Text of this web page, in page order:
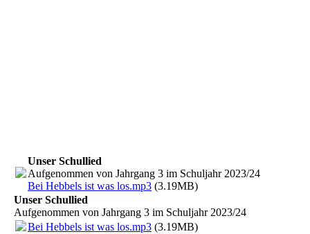
Unser Schullied
Aufgenommen von Jahrgang 3 im Schuljahr 2023/24
Bei Hebbels ist was los.mp3 (3.19MB)
Unser Schullied
Aufgenommen von Jahrgang 3 im Schuljahr 2023/24
Bei Hebbels ist was los.mp3 (3.19MB)